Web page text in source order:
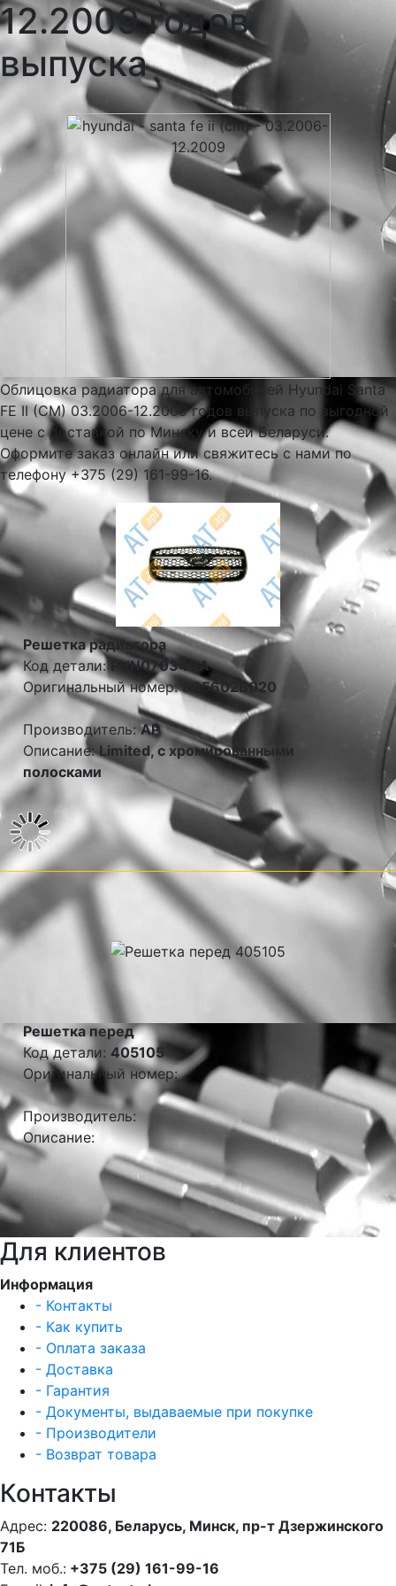
12.2009 годов
выпуска
Облицовка радиатора для автомобилей Hyundai Santa
FE II (CM) 03.2006-12.2009 годов выпуска по выгодной
цене с доставкой по Минску и всей Беларуси.
Оформите заказ онлайн или свяжитесь с нами по
телефону +375 (29) 161-99-16.
Решетка радиатора
Код детали: PHN07034GA
Оригинальный номер:865602B020
Производитель:AP
Описание:Limited, с хромированными
полосками
Решетка перед
Код детали: 405105
Оригинальный номер:
Производитель:
Описание:
Для клиентов
Информация
- Контакты
- Как купить
- Оплата заказа
- Доставка
- Гарантия
- Документы, выдаваемые при покупке
- Производители
- Возврат товара
Контакты
Адрес: 220086, Беларусь, Минск, пр-т Дзержинского
71Б
Тел. моб.: +375 (29) 161-99-16